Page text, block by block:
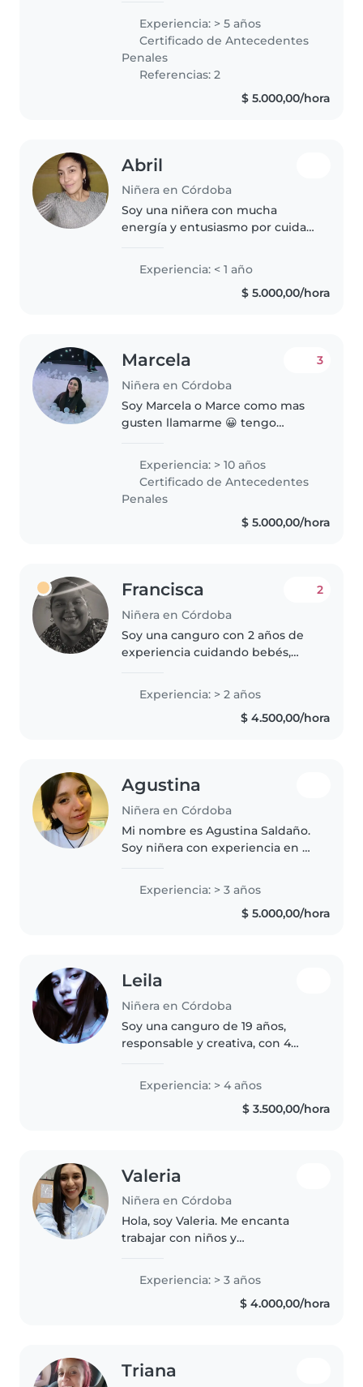
cada niño/a, fomentando el
juego, la creatividad y el
aprendizaje..
Experiencia: > 5 años
Certificado de Antecedentes
Penales
Referencias: 2
$ 5.000,00/hora
Abril
Niñera en Córdoba
Soy una niñera con mucha
energía y entusiasmo por cuidar
experiencia laboral, he crecido
rodeada de familiares más
jóvenes y he aprendido a ser
Experiencia: < 1 año
$ 5.000,00/hora
Marcela
Niñera en Córdoba
3
Soy Marcela o Marce como mas
gusten llamarme 😀 tengo
cuidado de pequeños de
diferentes edades, pre-
adolescentes y adolescentes.
Cuento con muy buenas
Experiencia: > 10 años
Certificado de Antecedentes
Penales
$ 5.000,00/hora
Francisca
Niñera en Córdoba
2
Soy una canguro con 2 años de
experiencia cuidando bebés,
escolares. Me encanta leer, la
música y los juegos. Me adapto
fácilmente a niños con
Experiencia: > 2 años
$ 4.500,00/hora
Agustina
Niñera en Córdoba
Mi nombre es Agustina Saldaño.
Soy niñera con experiencia en el
niños de 5 años. Me considero
una persona responsable,
paciente y cariñosa. Tengo
Experiencia: > 3 años
$ 5.000,00/hora
Leila
Niñera en Córdoba
Soy una canguro de 19 años,
responsable y creativa, con 4
preescolar. Me encanta hacer
actividades como dibujar, leer,
Experiencia: > 4 años
$ 3.500,00/hora
Valeria
Niñera en Córdoba
Hola, soy Valeria. Me encanta
trabajar con niños y
diarias. Soy una persona cariñosa,
responsable y paciente, con
mucha vocación para el cuidado
Experiencia: > 3 años
$ 4.000,00/hora
Triana